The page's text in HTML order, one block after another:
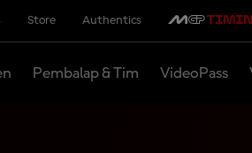
Store Authentics
Pembalap & Tim VideoPass